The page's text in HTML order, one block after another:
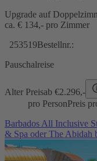
Upgrade auf
ca. € 134,- pro Zimmer
253519Bestellnr.:
Pauschalreise
Alter Preisab €2.296,-
pro PersonPreis
Barbados All Inclusive
& Spa oder The Abidah